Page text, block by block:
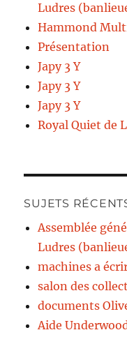
Ludres
Hammond
Présentation
Japy 3 Y
Japy 3 Y
Japy 3 Y
Royal Quiet de
SUJETS
Assemblée
Ludres
machines a
salon des
documents
Aide